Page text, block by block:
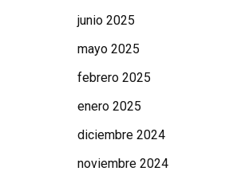
junio 2025
mayo 2025
febrero 2025
enero 2025
diciembre 2024
noviembre 2024